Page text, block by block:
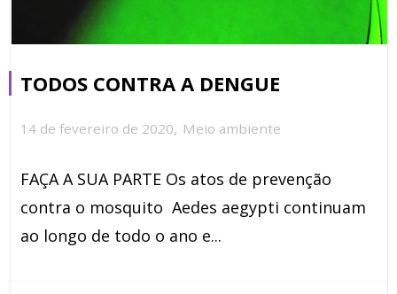
TODOS CONTRA A DENGUE
14 de fevereiro de 2020, Meio ambiente
FAÇA A SUA PARTE Os atos de prevenção
contra o mosquito Aedes aegypti continuam
ao longo de todo o ano e...